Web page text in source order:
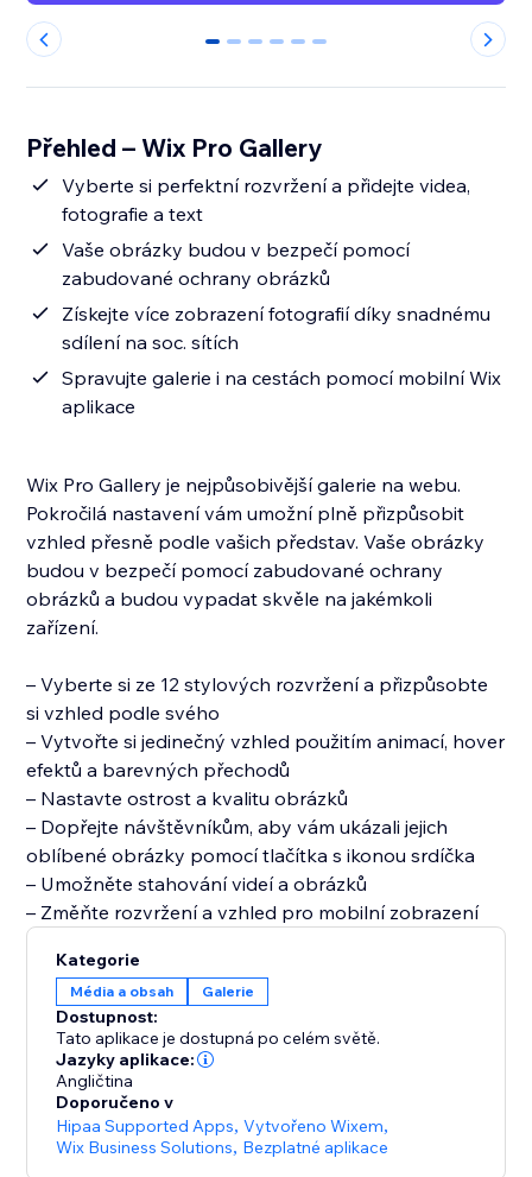
0 1 2 3 4 5
Přehled – Wix Pro Gallery
Vyberte si perfektní rozvržení a přidejte videa,
fotografie a text
Vaše obrázky budou v bezpečí pomocí
zabudované ochrany obrázků
Získejte více zobrazení fotografií díky snadnému
sdílení na soc. sítích
Spravujte galerie i na cestách pomocí mobilní Wix
aplikace
Wix Pro Gallery je nejpůsobivější galerie na webu.
Pokročilá nastavení vám umožní plně přizpůsobit
vzhled přesně podle vašich představ. Vaše obrázky
budou v bezpečí pomocí zabudované ochrany
obrázků a budou vypadat skvěle na jakémkoli
zařízení.
– Vyberte si ze 12 stylových rozvržení a přizpůsobte
si vzhled podle svého
– Vytvořte si jedinečný vzhled použitím animací, hover
efektů a barevných přechodů
– Nastavte ostrost a kvalitu obrázků
– Dopřejte návštěvníkům, aby vám ukázali jejich
oblíbené obrázky pomocí tlačítka s ikonou srdíčka
– Umožněte stahování videí a obrázků
Kategorie
Média a obsah Galerie
Dostupnost:
Tato aplikace je dostupná po celém světě.
Jazyky aplikace:
Angličtina
Doporučeno v
Hipaa Supported Apps,Vytvořeno Wixem,
Wix Business Solutions, Bezplatné aplikace